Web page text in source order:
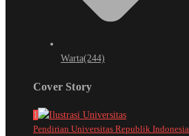
Warta(244)
Cover Story
1
Pendirian Universitas Republik